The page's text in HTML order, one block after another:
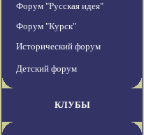
Форум "Русская идея"
Форум "Курск"
Исторический форум
Детский форум
КЛУБЫ